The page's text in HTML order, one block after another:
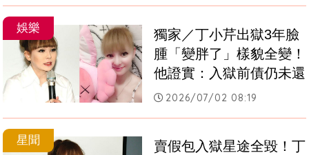
娛樂
獨家／丁小芹出獄3年臉
腫「變胖了」樣貌全變！
他證實：入獄前債仍未還
2026/07/02 08:19
星聞
賣假包入獄星途全毀！丁